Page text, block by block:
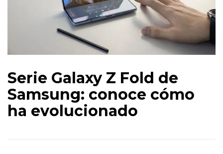
Serie Galaxy Z Fold de
Samsung: conoce cómo
ha evolucionado